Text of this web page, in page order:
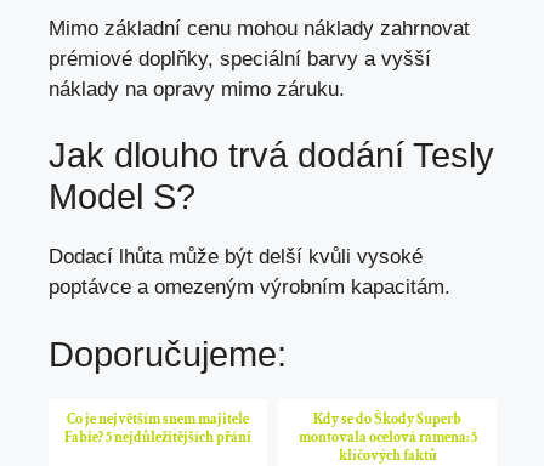
Mimo základní cenu mohou náklady zahrnovat
prémiové doplňky, speciální barvy a vyšší
náklady na opravy mimo záruku.
Jak dlouho trvá dodání Tesly
Model S?
Dodací lhůta může být delší kvůli vysoké
poptávce a omezeným výrobním kapacitám.
Doporučujeme:
Co je největším snem majitele
Fabie? 5 nejdůležitějších přání
Kdy se do Škody Superb
montovala ocelová ramena: 5
klíčových faktů